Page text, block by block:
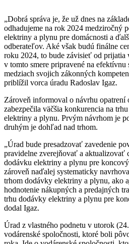
„Dobrá správa je, že už dnes na
odhadujeme na rok 2024 medziročný
elektriny a plynu pre domácnosti a
odberateľov. Aké však budú finálne
roku 2024, to bude závisieť od
v tomto smere pripravené na
medziach svojich zákonných
priblížil vorca úradu Radoslav Igaz.
Zároveň informoval o návrhu
zabezpečila väčšia konkurencia na
elektriny a plynu. Prvým návrhom je
druhým je dohľad nad trhom.
„Úrad bude presadzovať zavedenie
pravidelne zverejňovať a aktualizovať
dodávku elektriny a plynu pre
zároveň naďalej systematicky
trhom dodávky elektriny a plynu, ako
hodnotenie nákupných a predajných
trhu dodávky elektriny a plynu pre
dodal Igaz.
Úrad z vlastného podnetu v utorok
vodárenské spoločnosti, ktoré boli